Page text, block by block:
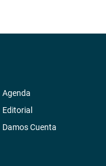
Agenda
Editorial
Damos Cuenta